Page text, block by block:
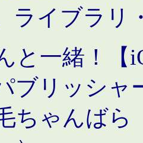
ライブラリ
と一緒！【
ブリッシャ
ちゃんばら